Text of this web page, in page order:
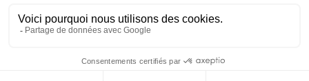
environnemental et a obtenu la médaille EcoVadis
Platinium pour sa politique RSE.
Politique de confidentialité